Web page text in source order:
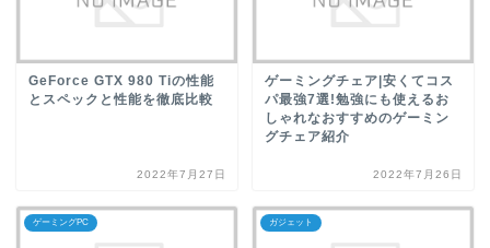
GeForce GTX 980 Tiの性能
とスペックと性能を徹底比較
2022年7月27日
ゲーミングチェア|安くてコス
パ最強7選!勉強にも使えるお
しゃれなおすすめのゲーミン
グチェア紹介
2022年7月26日
ゲーミングPC ガジェット